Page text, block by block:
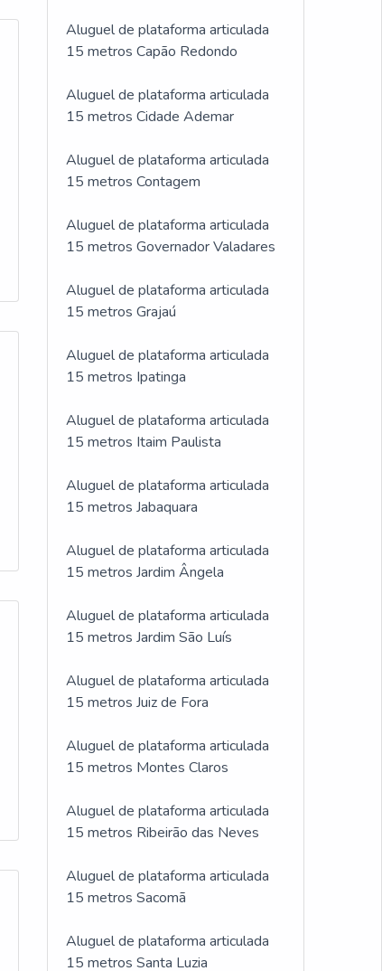
Aluguel de plataforma articulada
15 metros Capão Redondo
Aluguel de plataforma articulada
15 metros Cidade Ademar
Aluguel de plataforma articulada
15 metros Contagem
Aluguel de plataforma articulada
15 metros Governador Valadares
Aluguel de plataforma articulada
15 metros Grajaú
Aluguel de plataforma articulada
15 metros Ipatinga
Aluguel de plataforma articulada
15 metros Itaim Paulista
Aluguel de plataforma articulada
15 metros Jabaquara
Aluguel de plataforma articulada
15 metros Jardim Ângela
Aluguel de plataforma articulada
15 metros Jardim São Luís
Aluguel de plataforma articulada
15 metros Juiz de Fora
Aluguel de plataforma articulada
15 metros Montes Claros
Aluguel de plataforma articulada
15 metros Ribeirão das Neves
Aluguel de plataforma articulada
15 metros Sacomã
Aluguel de plataforma articulada
15 metros Santa Luzia